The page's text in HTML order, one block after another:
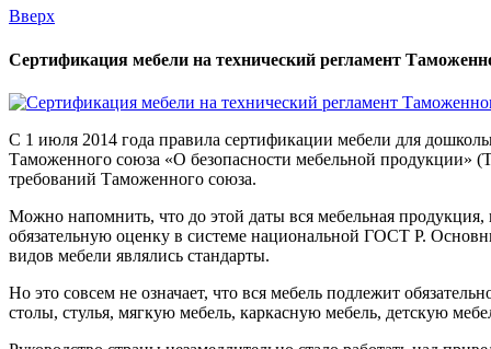
Вверх
Сертификация мебели на технический регламент
С 1 июля 2014 года правила сертификации мебели для
Таможенного союза «О безопасности мебельной продукции»
требований Таможенного союза.
Можно напомнить, что до этой даты вся мебельная продукция,
обязательную оценку в системе национальной ГОСТ Р.
видов мебели являлись стандарты.
Но это совсем не означает, что вся мебель подлежит
столы, стулья, мягкую мебель, каркасную мебель, детскую